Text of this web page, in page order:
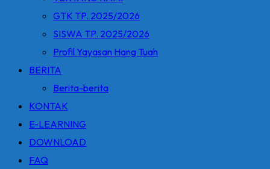
GTK TP. 2025/2026
SISWA TP. 2025/2026
Profil Yayasan Hang Tuah
BERITA
Berita-berita
KONTAK
E-LEARNING
DOWNLOAD
FAQ